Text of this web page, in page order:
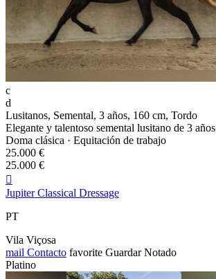
c
d
Lusitanos, Semental, 3 años, 160 cm, Tordo
Elegante y talentoso semental lusitano de 3 años
Doma clásica · Equitación de trabajo
25.000 €
25.000 €

Jupiter Classical Dressage
PT
Vila Viçosa
mail Contacto favorite Guardar Notado
Platino